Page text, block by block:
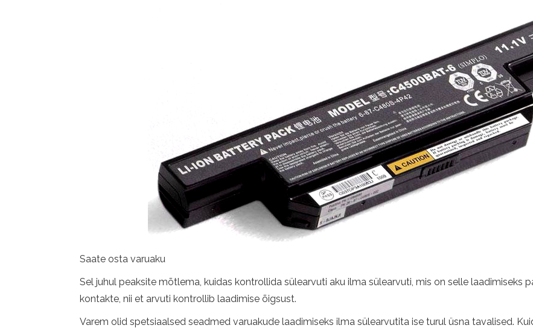
Saate osta varuaku
Sel juhul peaksite mõtlema, kuidas kontrollida sülearvuti aku ilma sülearvuti, mis on selle laadimiseks
kontakte, nii et arvuti kontrollib laadimise õigsust.
Varem olid spetsiaalsed seadmed varuakude laadimiseks ilma sülearvutita ise turul üsna tavalised.